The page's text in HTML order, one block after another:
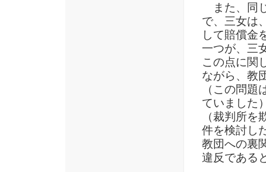
また、同
で、三女は
して賠償金
一つが、三
この点に関
ながら、教
（この問
ていました
（裁判所
件を検討し
教団への裏
違反である